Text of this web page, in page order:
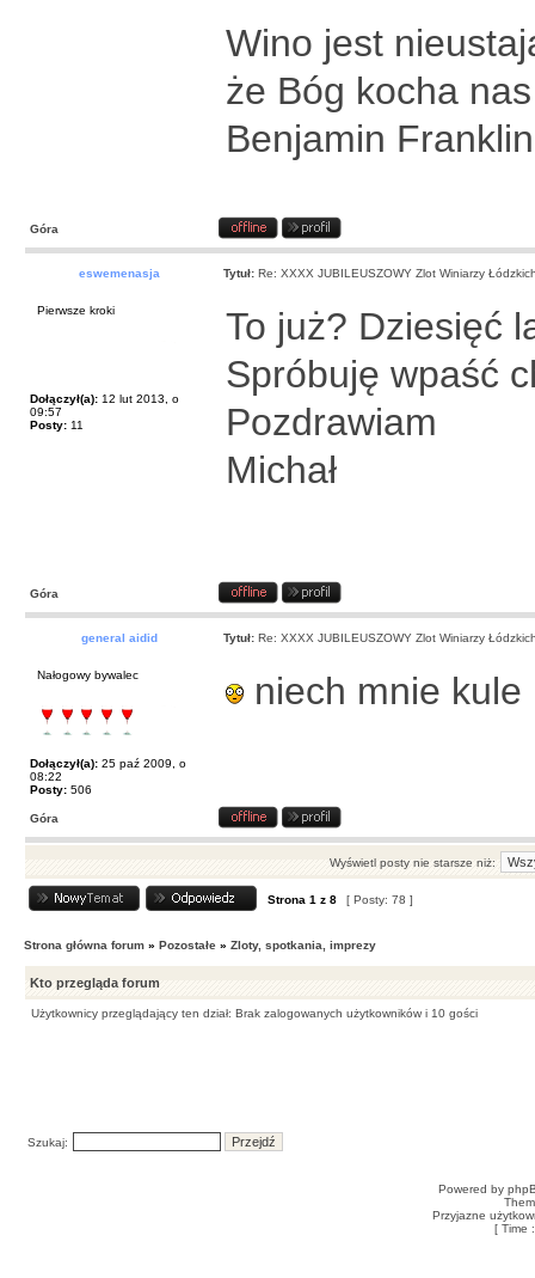
Wino jest
że Bóg kocha
Benjamin Franklin
Góra
eswemenasja Tytuł: Re: XXXX JUBILEUSZOWY Zlot Winiarzy
Pierwsze kroki
Dołączył(a): 12 lut 2013, o
09:57
Posty: 11
To już? Dziesięć
Spróbuję wpaść
Pozdrawiam
Michał
Góra
general aidid Tytuł: Re: XXXX JUBILEUSZOWY Zlot Winiarzy
Nałogowy bywalec
Dołączył(a): 25 paź 2009, o
08:22
Posty: 506
niech mnie
Góra
Wyświetl posty nie starsze niż:
Strona 1 z 8 [ Posty: 78 ]
Strona główna forum » Pozostałe » Zloty, spotkania, imprezy
Kto przegląda forum
Użytkownicy przeglądający ten dział: Brak zalogowanych użytkowników i 10 gości
Szukaj:
Powered by
Przyjazne
[ Time